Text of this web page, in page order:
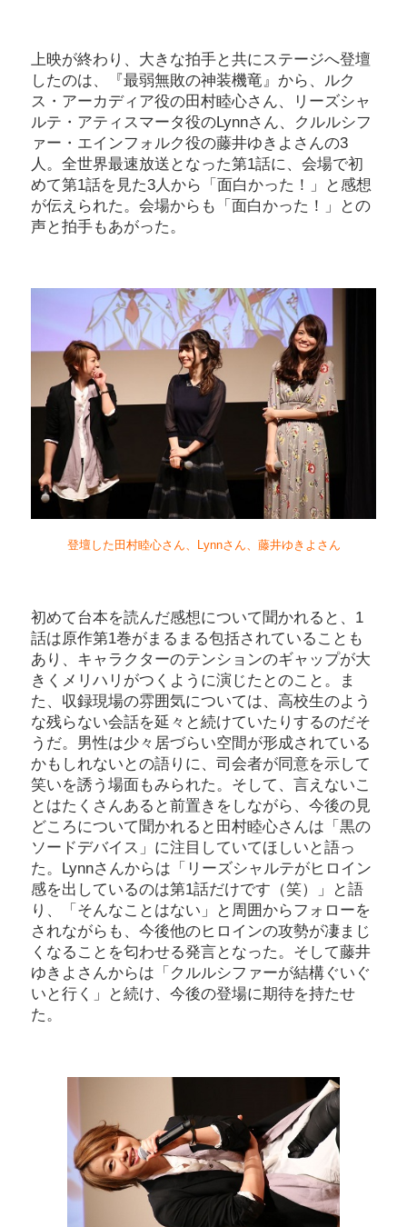
上映が終わり、大きな拍手と共にステージへ登壇
したのは、『最弱無敗の神装機竜』から、ルク
ス・アーカディア役の田村睦心さん、リーズシャ
ルテ・アティスマータ役のLynnさん、クルルシフ
ァー・エインフォルク役の藤井ゆきよさんの3
人。全世界最速放送となった第1話に、会場で初
めて第1話を見た3人から「面白かった！」と感想
が伝えられた。会場からも「面白かった！」との
声と拍手もあがった。
登壇した田村睦心さん、Lynnさん、藤井ゆきよさん
初めて台本を読んだ感想について聞かれると、1
話は原作第1巻がまるまる包括されていることも
あり、キャラクターのテンションのギャップが大
きくメリハリがつくように演じたとのこと。ま
た、収録現場の雰囲気については、高校生のよう
な残らない会話を延々と続けていたりするのだそ
うだ。男性は少々居づらい空間が形成されている
かもしれないとの語りに、司会者が同意を示して
笑いを誘う場面もみられた。そして、言えないこ
とはたくさんあると前置きをしながら、今後の見
どころについて聞かれると田村睦心さんは「黒の
ソードデバイス」に注目していてほしいと語っ
た。Lynnさんからは「リーズシャルテがヒロイン
感を出しているのは第1話だけです（笑）」と語
り、「そんなことはない」と周囲からフォローを
されながらも、今後他のヒロインの攻勢が凄まじ
くなることを匂わせる発言となった。そして藤井
ゆきよさんからは「クルルシファーが結構ぐいぐ
いと行く」と続け、今後の登場に期待を持たせ
た。